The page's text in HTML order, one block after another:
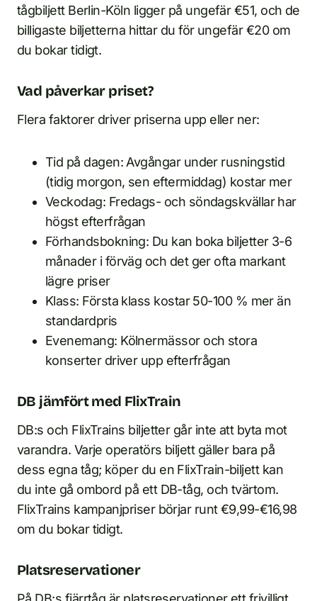
tågbiljett Berlin-Köln ligger på ungefär €51, och de
billigaste biljetterna hittar du för ungefär €20 om
du bokar tidigt.
Vad påverkar priset?
Flera faktorer driver priserna upp eller ner:
Tid på dagen: Avgångar under rusningstid
(tidig morgon, sen eftermiddag) kostar mer
Veckodag: Fredags- och söndagskvällar har
högst efterfrågan
Förhandsbokning: Du kan boka biljetter 3-6
månader i förväg och det ger ofta markant
lägre priser
Klass: Första klass kostar 50-100 % mer än
standardpris
Evenemang: Kölnermässor och stora
konserter driver upp efterfrågan
DB jämfört med FlixTrain
DB:s och FlixTrains biljetter går inte att byta mot
varandra. Varje operatörs biljett gäller bara på
dess egna tåg; köper du en FlixTrain-biljett kan
du inte gå ombord på ett DB-tåg, och tvärtom.
FlixTrains kampanjpriser börjar runt €9,99-€16,98
om du bokar tidigt.
Platsreservationer